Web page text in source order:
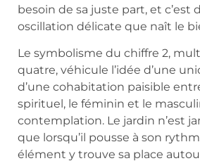
besoin de sa juste part, et c’est
oscillation délicate que naît le
Le symbolisme du chiffre 2,
quatre, véhicule l’idée d’une
d’une cohabitation paisible
spirituel, le féminin et le
contemplation. Le jardin n’est
que lorsqu’il pousse à son
élément y trouve sa place